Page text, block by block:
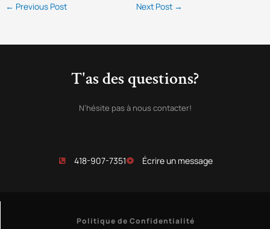
← Previous Post Next Post →
T'as des questions?
N’hésite pas à nous contacter!
418-907-7351 Écrire un message
Politique de Confidentialité